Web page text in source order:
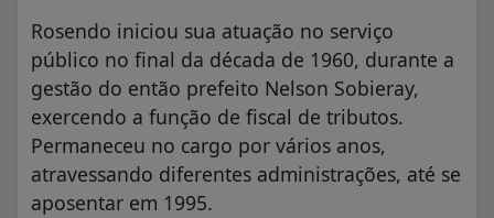
Rosendo iniciou sua atuação no serviço
público no final da década de 1960, durante a
gestão do então prefeito Nelson Sobieray,
exercendo a função de fiscal de tributos.
Permaneceu no cargo por vários anos,
atravessando diferentes administrações, até se
aposentar em 1995.